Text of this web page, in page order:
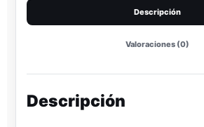
Descripción
Valoraciones (0)
Descripción